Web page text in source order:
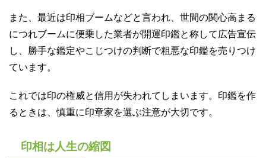
また、最近は印相ブームなどと言われ、世間の関心高まる
につれブームに便乗した業者が開運印鑑と称して広告宣伝
し、勝手な鑑定やこじつけの判断で粗悪な印鑑を売りつけ
ています。
これでは印の権威と信用が失われてしまいます。印鑑を作
るときは、慎重に印章家を選ぶ注意が大切です。
印相は人生の縮図